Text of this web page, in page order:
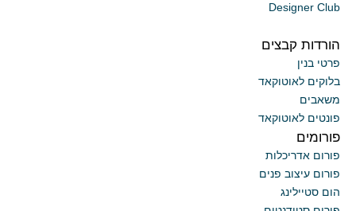
Designer Club
הורדות קבצים
פרטי בנין
בלוקים לאוטוקאד
משאבים
פונטים לאוטוקאד
פורומים
פורום אדריכלות
פורום עיצוב פנים
הום סטיילינג